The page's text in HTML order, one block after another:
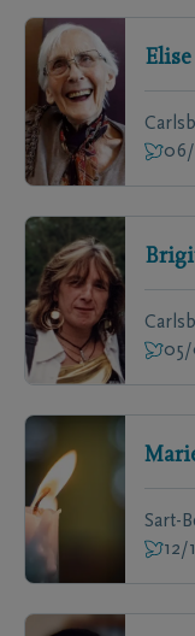
Elise
06/
05/
Sart-
12/